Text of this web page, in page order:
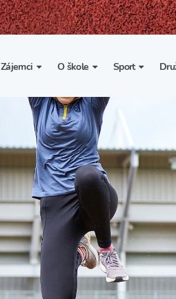
Zájemci
1. třída
Sportovní třídy
Nesportovní třídy
O škole
Základní informace
Organizace školního roku
Výuka a učební plán
Zájmové kroužky
Školní poradenské
pracoviště
Školní psycholožka
Školská rada
Sport
Spolupráce
kluby
Školní
Tělesná